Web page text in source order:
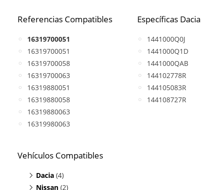
Referencias Compatibles
16319700051
16319700051
16319700058
16319700063
16319880051
16319880058
16319880063
16319980063
Específicas Dacia
1441000Q0J
1441000Q1D
1441000QAB
144102778R
144105083R
144108727R
Vehículos Compatibles
Dacia (4)
Logan MCV II 1.0
Nissan (2)